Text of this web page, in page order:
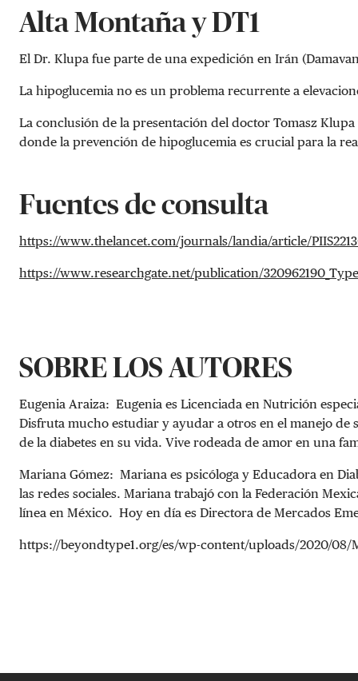
Alta Montaña y DT1
El Dr. Klupa fue parte de una expedición en Irán
La hipoglucemia no es un problema recurrente a
La conclusión de la presentación del doctor Tomasz
donde la prevención de hipoglucemia es crucial para la
Fuentes de consulta
https://www.thelancet.com/journals/landia/article/
https://www.researchgate.net/publication/
SOBRE LOS AUTORES
Eugenia Araiza: Eugenia es Licenciada en Nutrición
Disfruta mucho estudiar y ayudar a otros en el manejo de
de la diabetes en su vida. Vive rodeada de amor en una
Mariana Gómez: Mariana es psicóloga y Educadora en
las redes sociales. Mariana trabajó con la Federación
línea en México. Hoy en día es Directora de Mercados
https://beyondtype1.org/es/wp-content/uploads/2020/08/